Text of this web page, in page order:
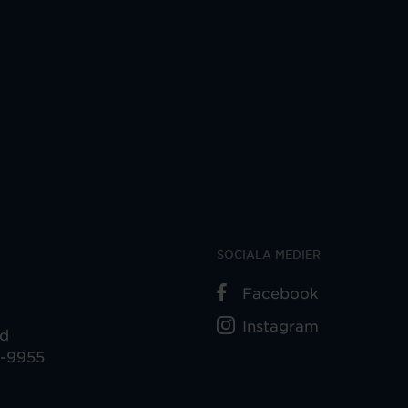
9955
SOCIALA MEDIER
Facebook
Instagram